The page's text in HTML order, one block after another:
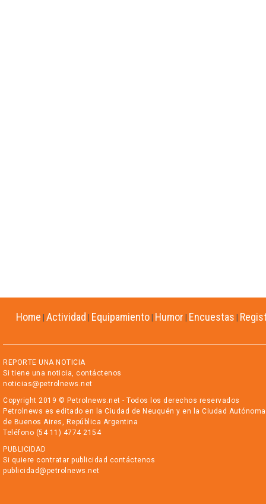
Home Actividad Equipamiento Humor Encuestas
REPORTE UNA NOTICIA
Si tiene una noticia, contáctenos
noticias@petrolnews.net
Copyright 2019 © Petrolnews.net - Todos los derechos reservados
Petrolnews es editado en la Ciudad de Neuquén y en la Ciudad Autónoma
de Buenos Aires, República Argentina
Teléfono (54 11) 4774 2154
PUBLICIDAD
Si quiere contratar publicidad contáctenos
publicidad@petrolnews.net